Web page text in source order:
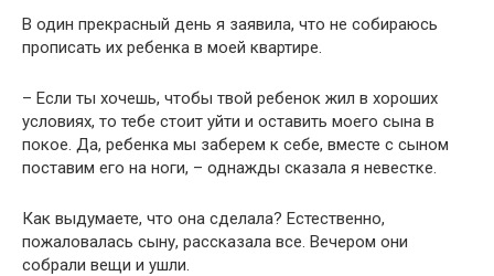
В один прекрасный день я заявила, что не собираюсь
прописать их ребенка в моей квартире.
– Если ты хочешь, чтобы твой ребенок жил в хороших
условиях, то тебе стоит уйти и оставить моего сына в
покое. Да, ребенка мы заберем к себе, вместе с сыном
поставим его на ноги, – однажды сказала я невестке.
Как выдумаете, что она сделала? Естественно,
пожаловалась сыну, рассказала все. Вечером они
собрали вещи и ушли.